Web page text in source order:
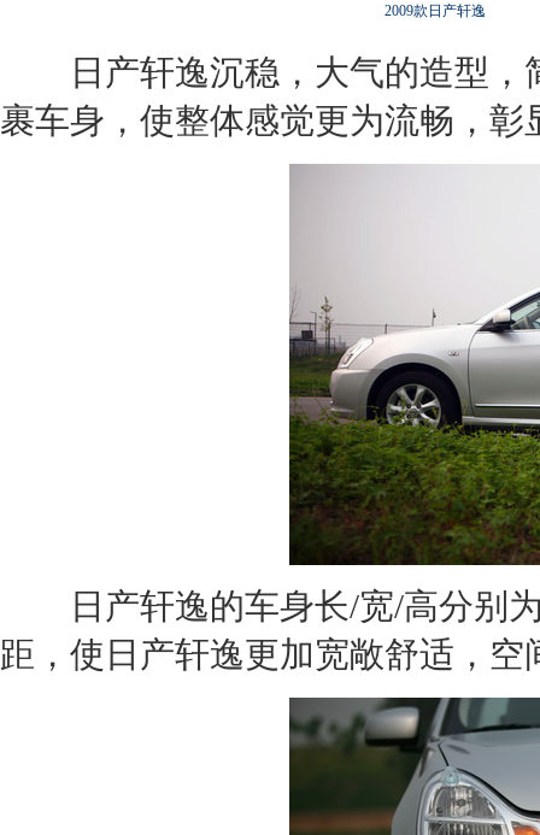
2009款日产轩逸
日产轩逸沉稳，大气的造型，
裹车身，使整体感觉更为流畅，彰
日产轩逸的车身长/宽/高分别
距，使 日产轩逸更加宽敞舒适，空